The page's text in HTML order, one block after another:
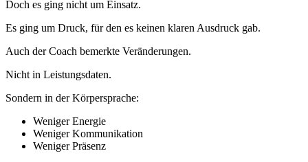
Doch es ging nicht um Einsatz.
Es ging um Druck, für den es keinen klaren Ausdruck gab.
Auch der Coach bemerkte Veränderungen.
Nicht in Leistungsdaten.
Sondern in der Körpersprache:
Weniger Energie
Weniger Kommunikation
Weniger Präsenz